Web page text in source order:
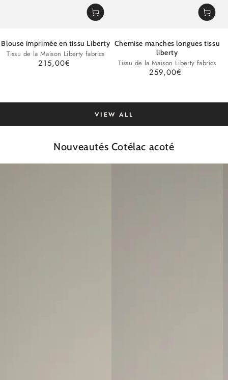
Blouse imprimée en tissu Liberty
Tissu de la Maison Liberty fabrics
Regular
215,00€
Chemise manches longues tissu
liberty
Tissu de la Maison Liberty fabrics
Regular
259,00€
VIEW ALL
Nouveautés Cotélac acoté